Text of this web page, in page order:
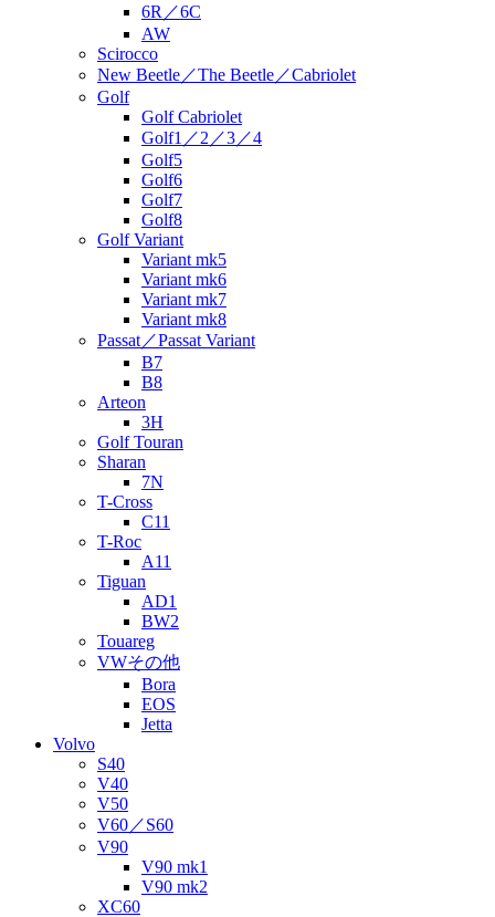
6R／6C
AW
Scirocco
New Beetle／The Beetle／Cabriolet
Golf
Golf Cabriolet
Golf1／2／3／4
Golf5
Golf6
Golf7
Golf8
Golf Variant
Variant mk5
Variant mk6
Variant mk7
Variant mk8
Passat／Passat Variant
B7
B8
Arteon
3H
Golf Touran
Sharan
7N
T-Cross
C11
T-Roc
A11
Tiguan
AD1
BW2
Touareg
VWその他
Bora
EOS
Jetta
Volvo
S40
V40
V50
V60／S60
V90
V90 mk1
V90 mk2
XC60